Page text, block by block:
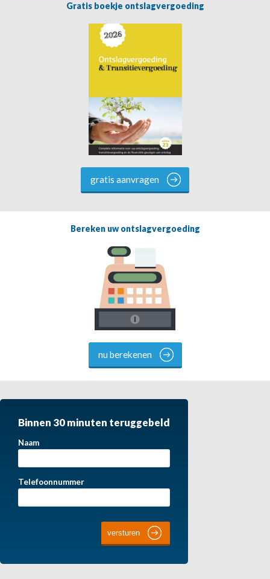
Gratis boekje ontslagvergoeding
gratis aanvragen
Bereken uw ontslagvergoeding
nu berekenen
Binnen 30 minuten teruggebeld
Naam
Telefoonnummer